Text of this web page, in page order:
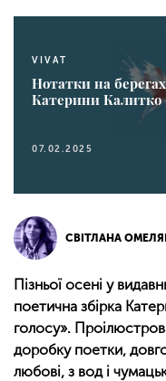
VIVAT
Нотатки на
Катерини Калитко
07.02.2025
СВІТЛАНА
Пізньої осені у
поетична збірка
голосу».
доробку поетки,
любові, з вод і